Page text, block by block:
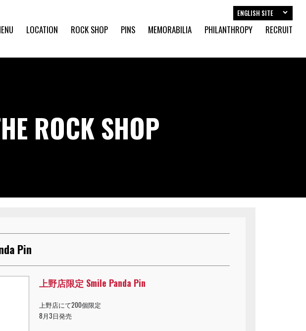
LOCATION ROCK SHOP PINS MEMORABILIA PHILANTHROPY RECRUIT
ENGLISH SITE
ROCK SHOP
Pin
上野店限定 Smile Panda Pin
上野店にて200個限定
8月3日発売